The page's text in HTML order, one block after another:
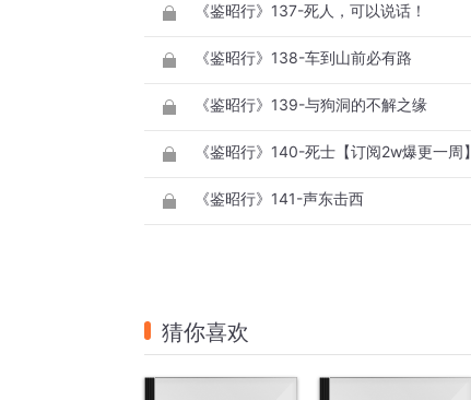
《鉴昭行》137-死人，可以说话！
《鉴昭行》138-车到山前必有路
《鉴昭行》139-与狗洞的不解之缘
《鉴昭行》140-死士【订阅2w爆更一周】
《鉴昭行》141-声东击西
猜你喜欢